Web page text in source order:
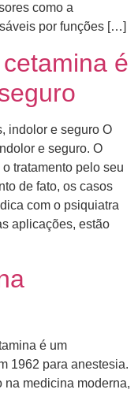
como a
por funções […]
é
indolor e seguro O
e seguro. O
tratamento pelo seu
de fato, os casos
com o psiquiatra
aplicações, estão
é um
1962 para anestesia.
na medicina moderna,